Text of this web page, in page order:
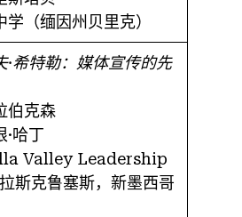
学（缅因州贝里克）
·希特勒：媒体宣传的先
伯克森
·哈丁
Valley Leadership
斯克鲁塞斯，新墨西哥